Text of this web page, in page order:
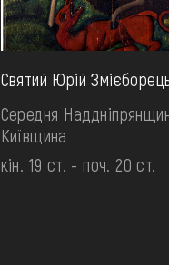
Святий Юрій
Середня
Київщина
кін. 19 ст. - поч. 20 ст.